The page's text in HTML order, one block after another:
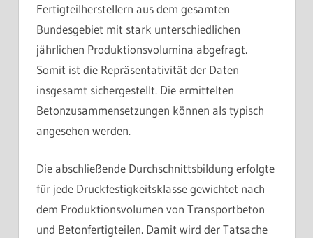
Fertigteilherstellern aus dem gesamten
Bundesgebiet mit stark unterschiedlichen
jährlichen Produktionsvolumina abgefragt.
Somit ist die Repräsentativität der Daten
insgesamt sichergestellt. Die ermittelten
Betonzusammensetzungen können als typisch
angesehen werden.
Die abschließende Durchschnittsbildung erfolgte
für jede Druckfestigkeitsklasse gewichtet nach
dem Produktionsvolumen von Transportbeton
und Betonfertigteilen. Damit wird der Tatsache